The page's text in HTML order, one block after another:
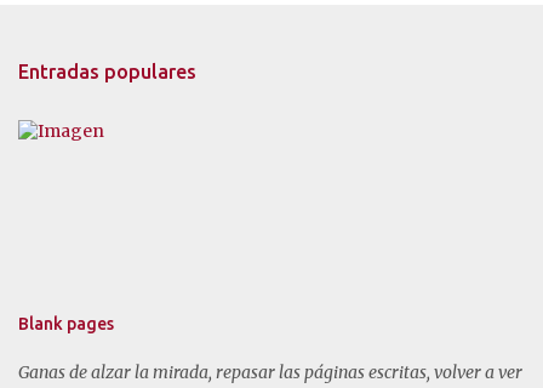
o
Entradas populares
Blank pages
Ganas de alzar la mirada, repasar las páginas escritas, volver a ver